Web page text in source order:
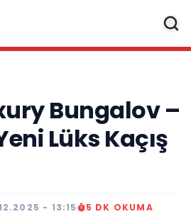
Bungalov –
Lüks Kaçış
- 13:15 5 DK OKUMA